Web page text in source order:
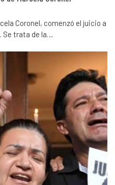
Coronel, comenzó el juicio a
Se trata de la…